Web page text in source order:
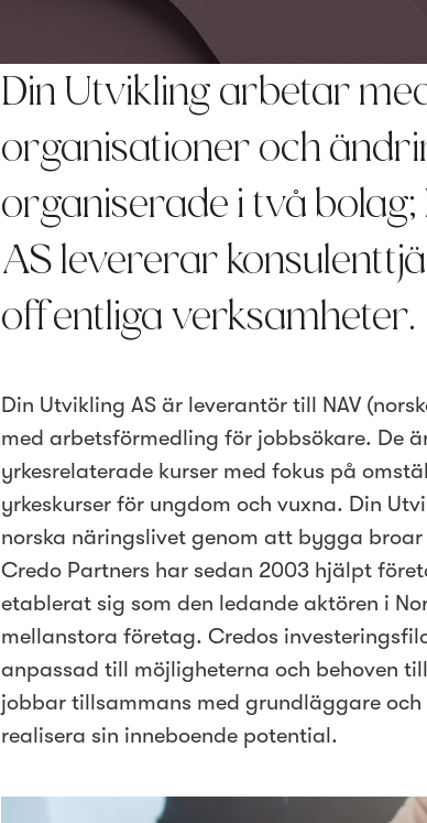
Din Utvikling arbetar
organisationer och
organiserade i två
AS levererar
offentliga verksamheter.
Din Utvikling AS är leverantör till NAV
med arbetsförmedling för jobbsökare. De
yrkesrelaterade kurser med fokus på
yrkeskurser för ungdom och vuxna. Din
norska näringslivet genom att bygga
Credo Partners har sedan 2003 hjälpt
etablerat sig som den ledande aktören i
mellanstora företag. Credos
anpassad till möjligheterna och behoven
jobbar tillsammans med grundläggare
realisera sin inneboende potential.